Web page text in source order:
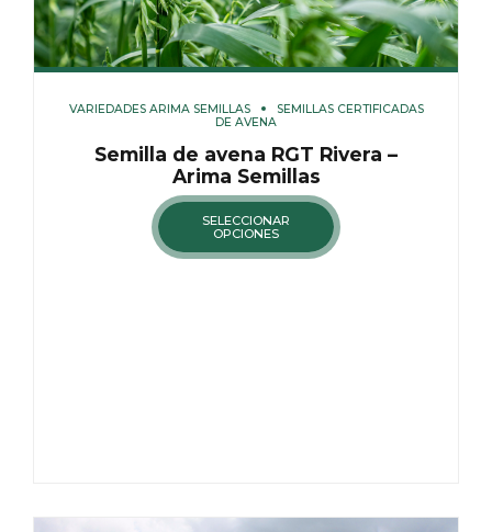
VARIEDADES ARIMA SEMILLAS
SEMILLAS CERTIFICADAS
DE AVENA
Semilla de avena RGT Rivera –
Arima Semillas
SELECCIONAR
OPCIONES